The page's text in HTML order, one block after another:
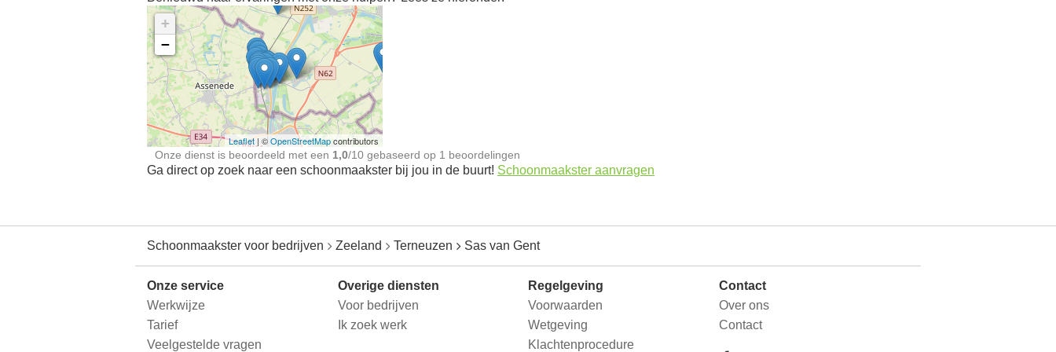
Ontdek meer ervaringen
Schoonmaakster bij
jou in de buurt
+
−
Leaflet| ©OpenStreetMapcontributors
Onze dienst is beoordeeld met een 1,0/10 gebaseerd op 1 beoordelingen
Ga direct op zoek naar een schoonmaakster bij jou in de buurt! Schoonmaakster aanvragen
Schoonmaakster voor bedrijven Zeeland Terneuzen Sas van Gent
Onze service
Werkwijze
Tarief
Veelgestelde vragen
Overige diensten
Voor bedrijven
Ik zoek werk
Regelgeving
Voorwaarden
Wetgeving
Klachtenprocedure
Contact
Over ons
Contact